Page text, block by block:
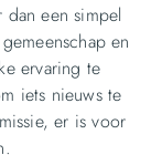
een simpel
en
ervaring te
iets nieuws te
er is voor